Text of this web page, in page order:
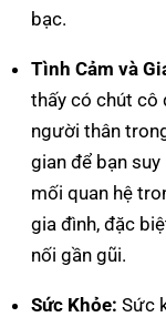
bạc.
Tình Cảm và
thấy có chút cô
người thân
gian để bạn
mối quan hệ
gia đình, đặc
nối gần gũi.
Sức Khỏe: Sức